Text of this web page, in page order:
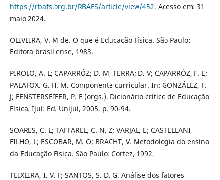
https://rbafs.org.br/RBAFS/article/view/452. Acesso em: 31
maio 2024.
OLIVEIRA, V. M de. O que é Educação Física. São Paulo:
Editora brasiliense, 1983.
PIROLO, A. L; CAPARRÓZ; D. M; TERRA; D. V; CAPARRÓZ, F. E;
PALAFOX. G. H. M. Componente curricular. In: GONZÁLEZ, F.
J; FENSTERSEIFER, P. E (orgs.). Dicionário crítico de Educação
Física. Ijuí: Ed. Unijuí, 2005. p. 90-94.
SOARES, C. L; TAFFAREL, C. N. Z; VARJAL, E; CASTELLANI
FILHO, L; ESCOBAR, M. O; BRACHT, V. Metodologia do ensino
da Educação Física. São Paulo: Cortez, 1992.
TEIXEIRA, I. V. F; SANTOS, S. D. G. Análise dos fatores